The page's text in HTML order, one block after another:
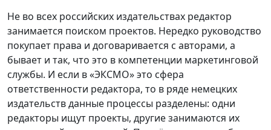
Не во всех российских издательствах редактор
занимается поиском проектов. Нередко руководство
покупает права и договаривается с авторами, а
бывает и так, что это в компетенции маркетинговой
службы. И если в «ЭКСМО» это сфера
ответственности редактора, то в ряде немецких
издательств данные процессы разделены: одни
редакторы ищут проекты, другие занимаются их